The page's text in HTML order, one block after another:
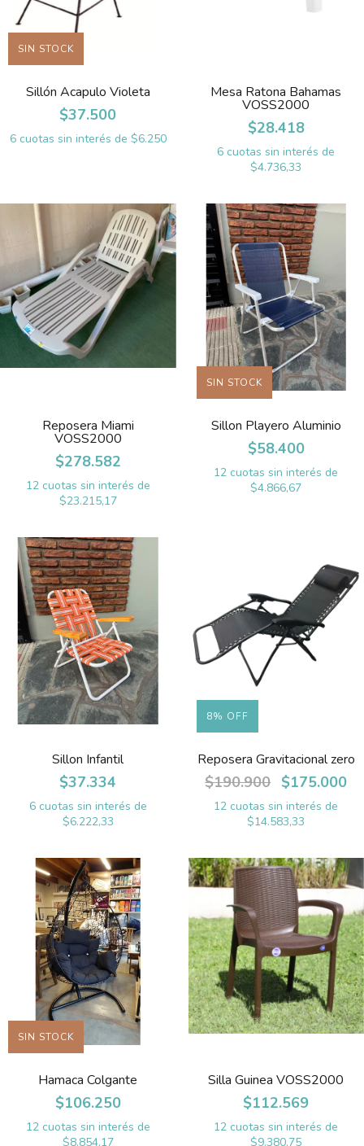
SIN STOCK
Sillón Acapulo Violeta
$37.500
6 cuotas sin interés de $6.250
Mesa Ratona Bahamas
VOSS2000
$28.418
6 cuotas sin interés de
$4.736,33
Reposera Miami
VOSS2000
$278.582
12 cuotas sin interés de
$23.215,17
SIN STOCK
Sillon Playero Aluminio
$58.400
12 cuotas sin interés de
$4.866,67
Sillon Infantil
$37.334
6 cuotas sin interés de
$6.222,33
8% OFF
Reposera Gravitacional zero
$190.900 $175.000
12 cuotas sin interés de
$14.583,33
SIN STOCK
Hamaca Colgante
$106.250
12 cuotas sin interés de
$8.854,17
Silla Guinea VOSS2000
$112.569
12 cuotas sin interés de
$9.380,75